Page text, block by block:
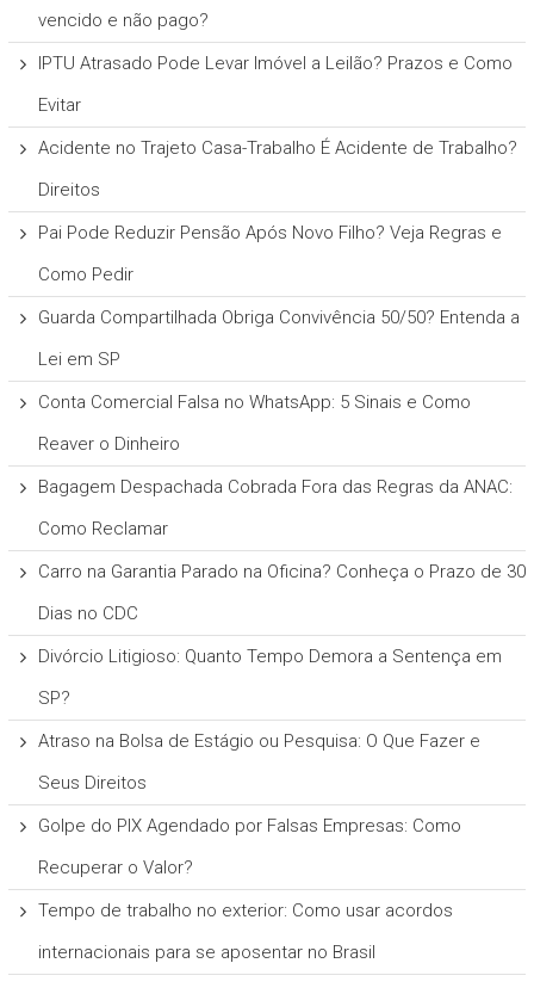
vencido e não pago?
IPTU Atrasado Pode Levar Imóvel a Leilão? Prazos e Como
Evitar
Acidente no Trajeto Casa-Trabalho É Acidente de Trabalho?
Direitos
Pai Pode Reduzir Pensão Após Novo Filho? Veja Regras e
Como Pedir
Guarda Compartilhada Obriga Convivência 50/50? Entenda a
Lei em SP
Conta Comercial Falsa no WhatsApp: 5 Sinais e Como
Reaver o Dinheiro
Bagagem Despachada Cobrada Fora das Regras da ANAC:
Como Reclamar
Carro na Garantia Parado na Oficina? Conheça o Prazo de 30
Dias no CDC
Divórcio Litigioso: Quanto Tempo Demora a Sentença em
SP?
Atraso na Bolsa de Estágio ou Pesquisa: O Que Fazer e
Seus Direitos
Golpe do PIX Agendado por Falsas Empresas: Como
Recuperar o Valor?
Tempo de trabalho no exterior: Como usar acordos
internacionais para se aposentar no Brasil